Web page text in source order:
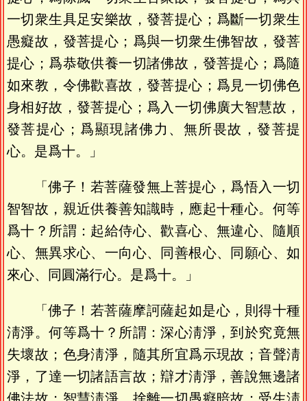
一切衆生具足安樂故，發菩提心；爲斷一切衆生
愚癡故，發菩提心；爲與一切衆生佛智故，發菩
提心；爲恭敬供養一切諸佛故，發菩提心；爲隨
如來教，令佛歡喜故，發菩提心；爲見一切佛色
身相好故，發菩提心；爲入一切佛廣大智慧故，
發菩提心；爲顯現諸佛力、無所畏故，發菩提
心。是爲十。」
「佛子！若菩薩發無上菩提心，爲悟入一切
智智故，親近供養善知識時，應起十種心。何等
爲十？所謂：起給侍心、歡喜心、無違心、隨順
心、無異求心、一向心、同善根心、同願心、如
來心、同圓滿行心。是爲十。」
「佛子！若菩薩摩訶薩起如是心，則得十種
淸淨。何等爲十？所謂：深心淸淨，到於究竟無
失壞故；色身淸淨，隨其所宜爲示現故；音聲淸
淨，了達一切諸語言故；辯才淸淨，善說無邊諸